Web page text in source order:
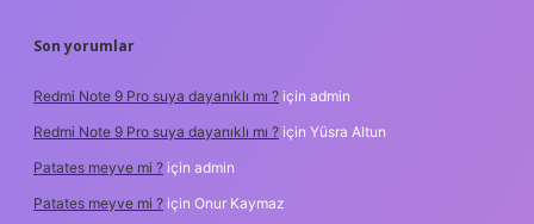
Son yorumlar
Redmi Note 9 Pro suya dayanıklı mı ? için admin
Redmi Note 9 Pro suya dayanıklı mı ? için Yüsra Altun
Patates meyve mi ? için admin
Patates meyve mi ? için Onur Kaymaz